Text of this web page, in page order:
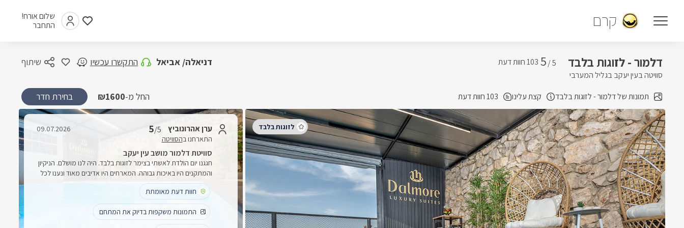
קרם
שלום אורח!
התחבר
דלמור - לזוגות בלבד 5 /
5
סוויטה בעין יעקב בגליל המערבי
תמונות של דלמור - לזוגות בלבד
קצת עלינו 103 חוות דעת
שיתוף דניאלה/ אביאל התקשרו עכשיו
₪1600 בחירת חדר
ערן אהרונוביץ 5/5
התארחנו בהסוויטה
09.07.2026
סוויטת דלמור מושב עין יעקב
חגגנו יום הולדת לאשתי בצימר לזוגות בלבד. היה לנו מושלם. הניקיון
והמתקנים היו באיכות גבוהה. המארחים היו אדיבים מאוד ונענו לכל
בקשותינו במהירות וביעילות. יש בית כנסת בסביבה ובצימר מתקנים
המאפשרים שמירת השבת.
חוות דעת מאומתת
התמונות משקפות בדיוק את המתחם